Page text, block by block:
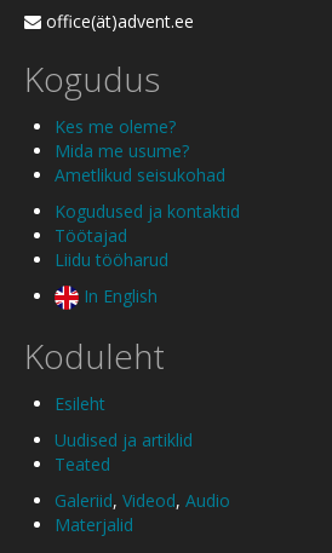
office(ät)advent.ee
Kogudus
Kes me oleme?
Mida me usume?
Ametlikud seisukohad
Kogudused ja kontaktid
Töötajad
Liidu tööharud
In English
Koduleht
Esileht
Uudised ja artiklid
Teated
Galeriid, Videod, Audio
Materjalid